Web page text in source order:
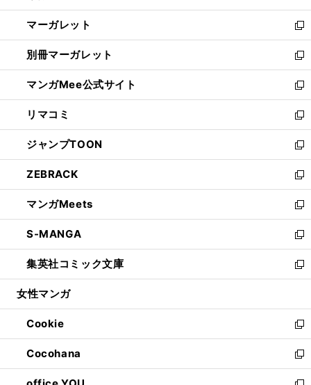
開
く
ウ
で
開
く
ン
ド
ウ
で
開
く
し
い
ウ
ィ
ン
ド
ウ
で
開
く
マーガレット
新
し
い
ウ
ィ
ン
ド
ウ
で
開
く
別冊マーガレット
新
し
い
ウ
ィ
ン
ド
ウ
で
開
く
マンガMee公式サイト
新
し
い
ウ
ィ
ン
ド
ウ
で
開
く
リマコミ
新
し
い
ウ
ィ
ン
ド
ウ
で
開
く
ジャンプTOON
新
し
い
ウ
ィ
ン
ド
ウ
で
開
ZEBRACK
新
し
い
ウ
ィ
ン
ド
ウ
開
く
マンガMeets
新
し
い
ウ
ィ
ン
ウ
で
開
く
S-MANGA
新
し
い
ウ
ン
ド
ウ
で
開
集英社コミック文庫
新
し
ウ
ィ
ン
ド
ウ
女性マンガ
Cookie
新
し
い
ウ
Cocohana
新
し